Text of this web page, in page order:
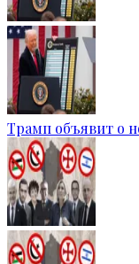
Трамп объявит о